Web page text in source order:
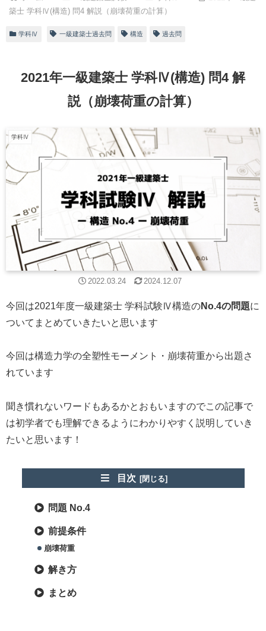
築士 学科Ⅳ(構造) 問4 解説（崩壊荷重の計算）
学科Ⅳ 一級建築士過去問 構造 過去問
2021年一級建築士 学科Ⅳ(構造) 問4 解
説（崩壊荷重の計算）
学科Ⅳ
2022.03.24 2024.12.07
今回は2021年度一級建築士 学科試験Ⅳ構造のNo.4の問題に
ついてまとめていきたいと思います
今回は構造力学の全塑性モーメント・崩壊荷重から出題さ
れています
聞き慣れないワードもあるかとおもいますのでこの記事で
は初学者でも理解できるようにわかりやすく説明していき
たいと思います！
目次
問題 No.4
前提条件
崩壊荷重
解き方
まとめ